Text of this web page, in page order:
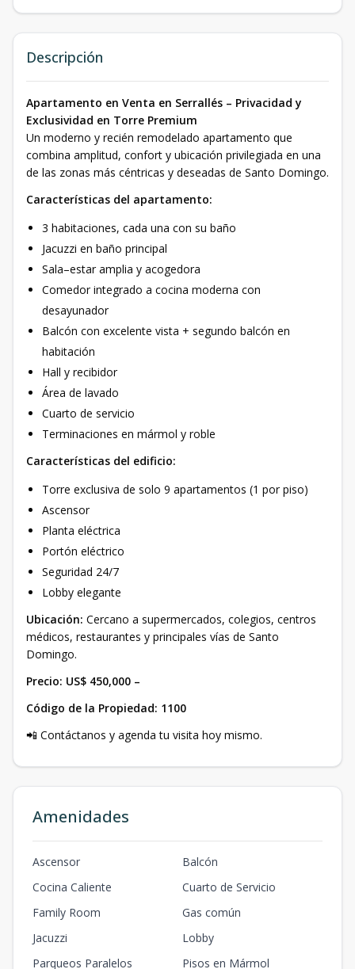
Descripción
Apartamento en Venta en Serrallés – Privacidad y
Exclusividad en Torre Premium
Un moderno y recién remodelado apartamento que
combina amplitud, confort y ubicación privilegiada en una
de las zonas más céntricas y deseadas de Santo Domingo.
Características del apartamento:
3 habitaciones, cada una con su baño
Jacuzzi en baño principal
Sala–estar amplia y acogedora
Comedor integrado a cocina moderna con
desayunador
Balcón con excelente vista + segundo balcón en
habitación
Hall y recibidor
Área de lavado
Cuarto de servicio
Terminaciones en mármol y roble
Características del edificio:
Torre exclusiva de solo 9 apartamentos (1 por piso)
Ascensor
Planta eléctrica
Portón eléctrico
Seguridad 24/7
Lobby elegante
Ubicación: Cercano a supermercados, colegios, centros
médicos, restaurantes y principales vías de Santo
Domingo.
Precio: US$ 450,000 –
Código de la Propiedad: 1100
📲 Contáctanos y agenda tu visita hoy mismo.
Amenidades
Ascensor
Balcón
Cocina Caliente
Cuarto de Servicio
Family Room
Gas común
Jacuzzi
Lobby
Parqueos Paralelos
Pisos en Mármol